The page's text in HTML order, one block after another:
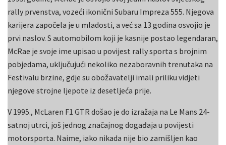
rally prvenstva, vozeći ikonični Subaru Impreza 555. Njegova
karijera započela je u mladosti, a već sa 13 godina osvojio je
prvi naslov. S automobilom koji je kasnije postao legendaran,
McRae je svoje ime upisao u povijest rally sporta s brojnim
pobjedama, uključujući nekoliko nezaboravnih trenutaka na
Festivalu brzine, gdje su obožavatelji imali priliku vidjeti
njegove strojne ljepote iz desetljeća prije.
V 1995., McLaren F1 GTR došao je do izražaja na Le Mans 24-
satnoj utrci, još jednog značajnog događaja u povijesti
motorsporta. Naime, iako nikada nije bio zamišljen kao